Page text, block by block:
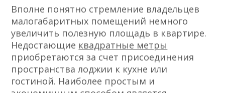
Вполне понятно стремление владельцев
малогабаритных помещений немного
увеличить полезную площадь в квартире.
Недостающие квадратные метры
приобретаются за счет присоединения
пространства лоджии к кухне или
гостиной. Наиболее простым и